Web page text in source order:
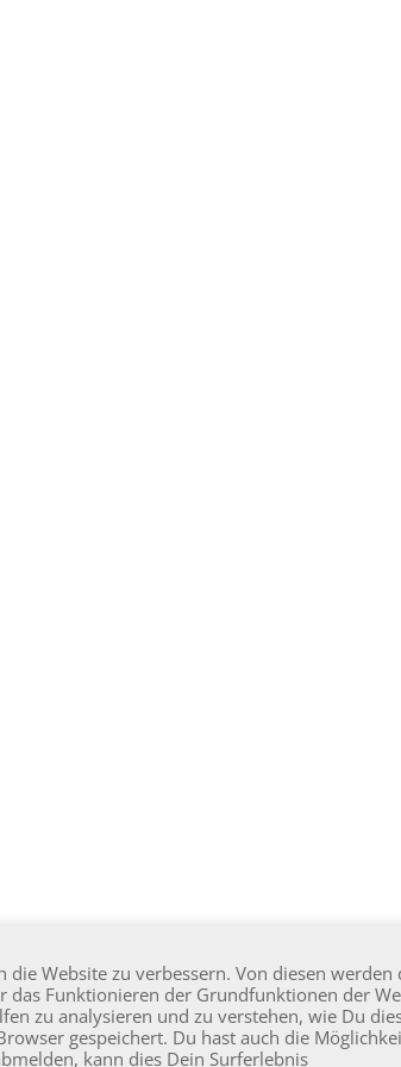
sind urheberrechtlich geschützt. |Kontakt|
Website zu verbessern. Von diesen werden
das Funktionieren der Grundfunktionen der
zu analysieren und zu verstehen, wie Du
gespeichert. Du hast auch die
kann dies Dein Surferlebnis